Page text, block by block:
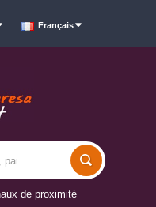
Français
de proximité